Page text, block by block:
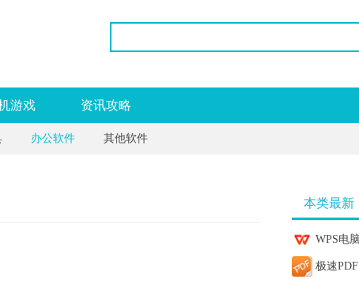
游戏 资讯攻略
办公软件 其他软件
本类最新
WPS电
极速